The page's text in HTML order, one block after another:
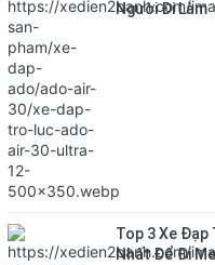
Người Đi Làm
Top 3 Xe Đạp
Nhất Để Đi